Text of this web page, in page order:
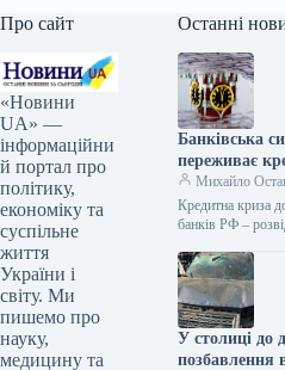
Про сайт
«Новини
UA» —
інформаційни
й портал про
політику,
економіку та
суспільне
життя
України і
світу. Ми
пишемо про
науку,
медицину та
Останні
Банківська
переживає
що
фінансових
Михайло
Кредитна криза
банків РФ –
«Сбер», у
перше…
У столиці до
позбавлення